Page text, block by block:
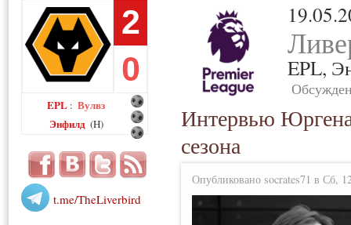
2
0
EPL : Вулвз
Энфилд (H)
t.me/TheLiverbird
EPL,
Интервью
сезона
Опубликовано socrates71 в Сб,